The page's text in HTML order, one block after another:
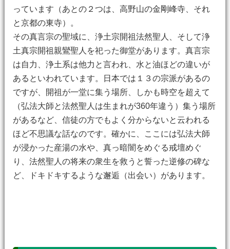
っています（あとの２つは、高野山の金剛峰寺、それ
と京都の東寺）。
その真言宗の聖域に、浄土宗開祖法然聖人、そして浄
土真宗開祖親鸞聖人を祀った御堂があります。真言宗
は自力、浄土系は他力と言われ、水と油ほどの違いが
あるといわれています。日本では１３の宗派があるの
ですが、開祖が一堂に集う場所、しかも時空を超えて
（弘法大師と法然聖人は生まれが360年違う）集う場所
があるなど、信徒の方でもよく分からないと云われる
ほど不思議な話なのです。確かに、ここには弘法大師
が浸かった産湯の水や、真っ暗闇をめぐる戒壇めぐ
り、法然聖人の将来の衆生を救うと誓った逆修の碑な
ど、ドキドキするような邂逅（出会い）があります。